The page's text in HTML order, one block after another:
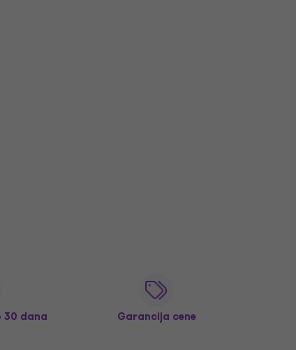
30 dana Garancija cene